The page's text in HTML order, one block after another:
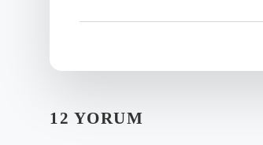
12 YORUM